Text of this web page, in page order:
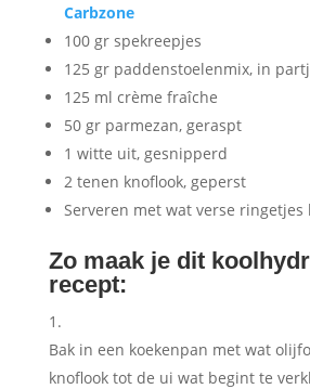
Carbzone
100 gr spekreepjes
125 gr paddenstoelenmix, in
125 ml crème fraîche
50 gr parmezan, geraspt
1 witte uit, gesnipperd
2 tenen knoflook, geperst
Serveren met wat verse ringetjes
Zo maak je dit
recept:
Bak in een koekenpan met wat
knoflook tot de ui wat begint te